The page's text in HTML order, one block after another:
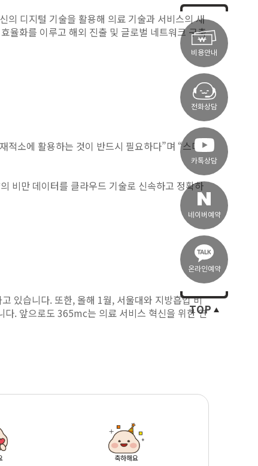
의 디지털 기술을 활용해 의료 기술과 서비스의 새
율화를 이루고 해외 진출 및 글로벌 네트워크 구축
소에 활용하는 것이 반드시 필요하다”며 “스마
비만 데이터를 클라우드 기술로 신속하고 정확하
있습니다. 또한, 올해 1월, 서울대와 지방흡입 비
다. 앞으로도 365mc는 의료 서비스 혁신을 위한 연
축하해요
비용안내
전화상담
카톡상담
네이버예약
온라인예약
TOP